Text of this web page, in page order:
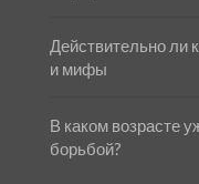
Действительно ли
и мифы
В каком возрасте
борьбой?